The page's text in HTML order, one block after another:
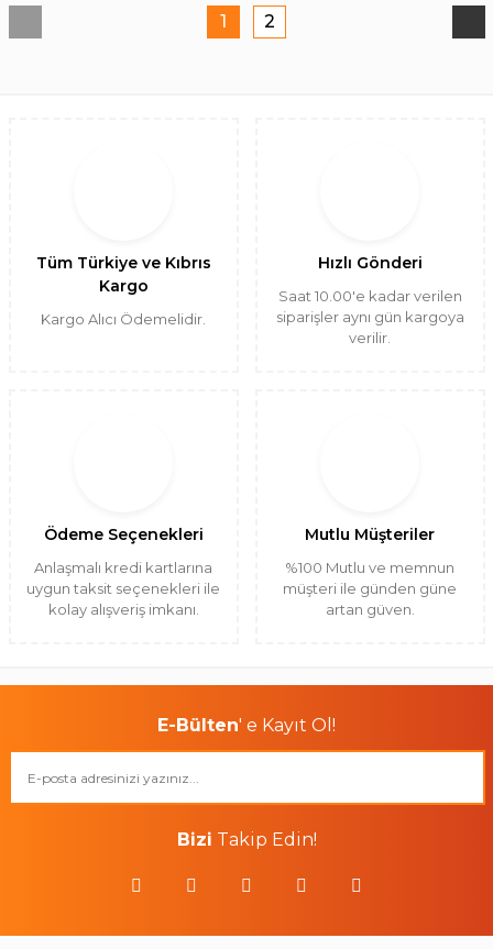
1 2
Tüm Türkiye ve Kıbrıs
Kargo
Kargo Alıcı Ödemelidir.
Hızlı Gönderi
Saat 10.00'e kadar verilen
siparişler aynı gün kargoya
verilir.
Ödeme Seçenekleri
Anlaşmalı kredi kartlarına
uygun taksit seçenekleri ile
kolay alışveriş imkanı.
Mutlu Müşteriler
%100 Mutlu ve memnun
müşteri ile günden güne
artan güven.
E-Bülten' e Kayıt Ol!
Bizi Takip Edin!